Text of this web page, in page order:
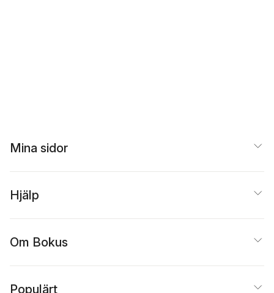
Mina sidor
Hjälp
Om Bokus
Populärt